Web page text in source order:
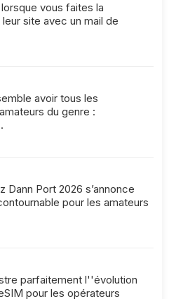
vous faites la
site avec un mail de
avoir tous les
du genre :
Port 2026 s’annonce
pour les amateurs
parfaitement l''évolution
pour les opérateurs